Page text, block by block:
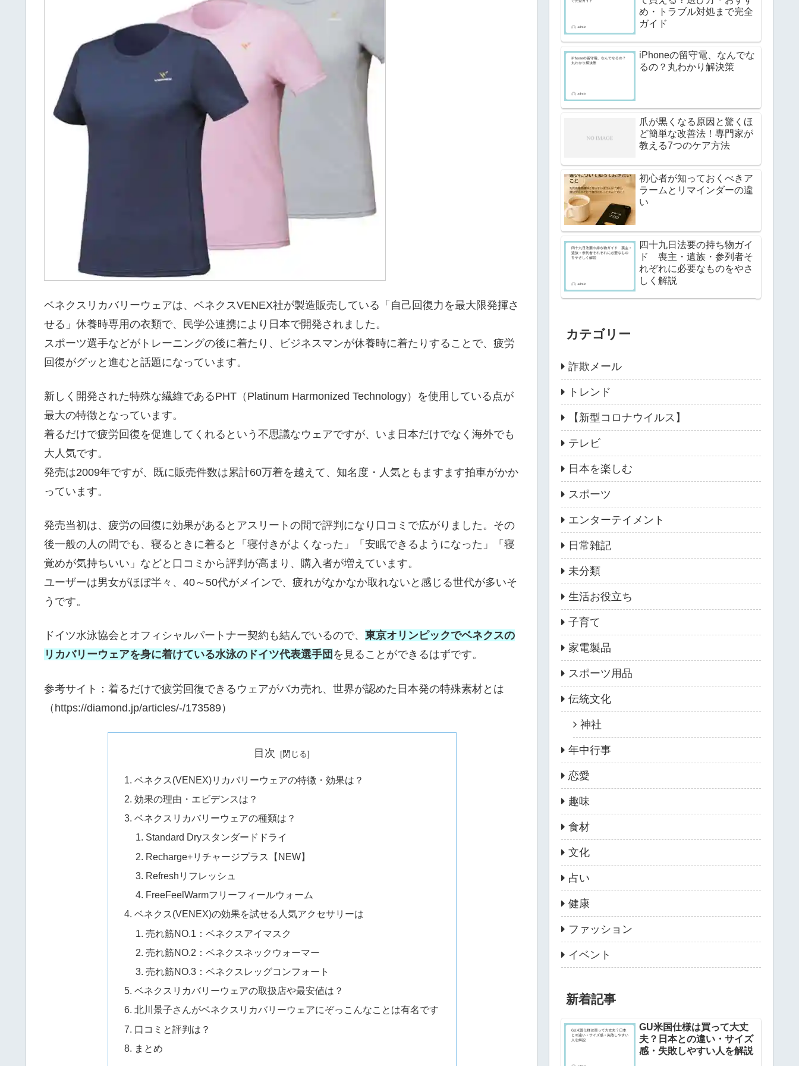
ベネクスリカバリーウェアは、ベネクスVENEX社が製造販売している「自己回復力を最大限発揮さ
せる」休養時専用の衣類で、民学公連携により日本で開発されました。
スポーツ選手などがトレーニングの後に着たり、ビジネスマンが休養時に着たりすることで、疲労
回復がグッと進むと話題になっています。
新しく開発された特殊な繊維であるPHT（Platinum Harmonized Technology）を使用している点が
最大の特徴となっています。
着るだけで疲労回復を促進してくれるという不思議なウェアですが、いま日本だけでなく海外でも
大人気です。
発売は2009年ですが、既に販売件数は累計60万着を越えて、知名度・人気ともますます拍車がかか
っています。
発売当初は、疲労の回復に効果があるとアスリートの間で評判になり口コミで広がりました。その
後一般の人の間でも、寝るときに着ると「寝付きがよくなった」「安眠できるようになった」「寝
覚めが気持ちいい」などと口コミから評判が高まり、購入者が増えています。
ユーザーは男女がほぼ半々、40～50代がメインで、疲れがなかなか取れないと感じる世代が多いそ
うです。
ドイツ水泳協会とオフィシャルパートナー契約も結んでいるので、 東京オリンピックでベネクスの
リカバリーウェアを身に着けている水泳のドイツ代表選手団 を見ることができるはずです。
参考サイト：着るだけで疲労回復できるウェアがバカ売れ、世界が認めた日本発の特殊素材とは
（https://diamond.jp/articles/-/173589）
目次
ベネクス(VENEX)リカバリーウェアの特徴・効果は？
効果の理由・エビデンスは？
ベネクスリカバリーウェアの種類は？
Standard Dryスタンダードドライ
Recharge+リチャージプラス【NEW】
Refreshリフレッシュ
FreeFeelWarmフリーフィールウォーム
ベネクス(VENEX)の効果を試せる人気アクセサリーは
売れ筋NO.1：ベネクスアイマスク
売れ筋NO.2：ベネクスネックウォーマー
売れ筋NO.3：ベネクスレッグコンフォート
ベネクスリカバリーウェアの取扱店や最安値は？
北川景子さんがベネクスリカバリーウェアにぞっこんなことは有名です
口コミと評判は？
まとめ
め・トラブル対処まで完全
ガイド
iPhoneの留守電、なんでな
るの？丸わかり解決策
爪が黒くなる原因と驚くほ
ど簡単な改善法！専門家が
教える7つのケア方法
初心者が知っておくべきア
ラームとリマインダーの違
い
四十九日法要の持ち物ガイ
ド 喪主・遺族・参列者そ
れぞれに必要なものをやさ
しく解説
カテゴリー
詐欺メール
トレンド
【新型コロナウイルス】
テレビ
日本を楽しむ
スポーツ
エンターテイメント
日常雑記
未分類
生活お役立ち
子育て
家電製品
スポーツ用品
伝統文化
神社
年中行事
恋愛
趣味
食材
文化
占い
健康
ファッション
イベント
新着記事
GU米国仕様は買って大丈
夫？日本との違い・サイズ
感・失敗しやすい人を解説